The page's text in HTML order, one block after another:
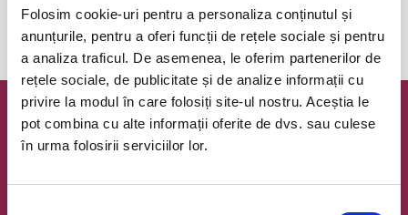
Folosim cookie-uri pentru a personaliza conținutul și
anunțurile, pentru a oferi funcții de rețele sociale și pentru
a analiza traficul. De asemenea, le oferim partenerilor de
rețele sociale, de publicitate și de analize informații cu
privire la modul în care folosiți site-ul nostru. Aceștia le
pot combina cu alte informații oferite de dvs. sau culese
în urma folosirii serviciilor lor.
Evenimentul a expirat.
Newsletter @ Bilete.ro